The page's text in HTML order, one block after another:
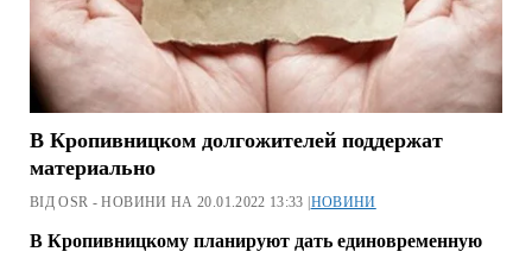
В Кропивницком долгожителей поддержат
материально
ВІД OSR - НОВИНИ НА 20.01.2022 13:33 | НОВИНИ
В Кропивницкому планируют дать единовременную